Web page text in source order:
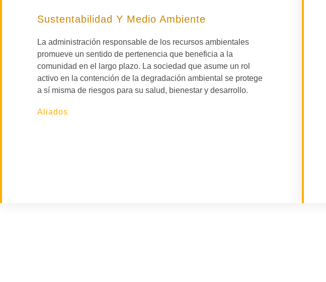
Sustentabilidad Y Medio Ambiente
La administración responsable de los recursos ambientales
promueve un sentido de pertenencia que beneficia a la
comunidad en el largo plazo. La sociedad que asume un rol
activo en la contención de la degradación ambiental se protege
a sí misma de riesgos para su salud, bienestar y desarrollo.
Aliados